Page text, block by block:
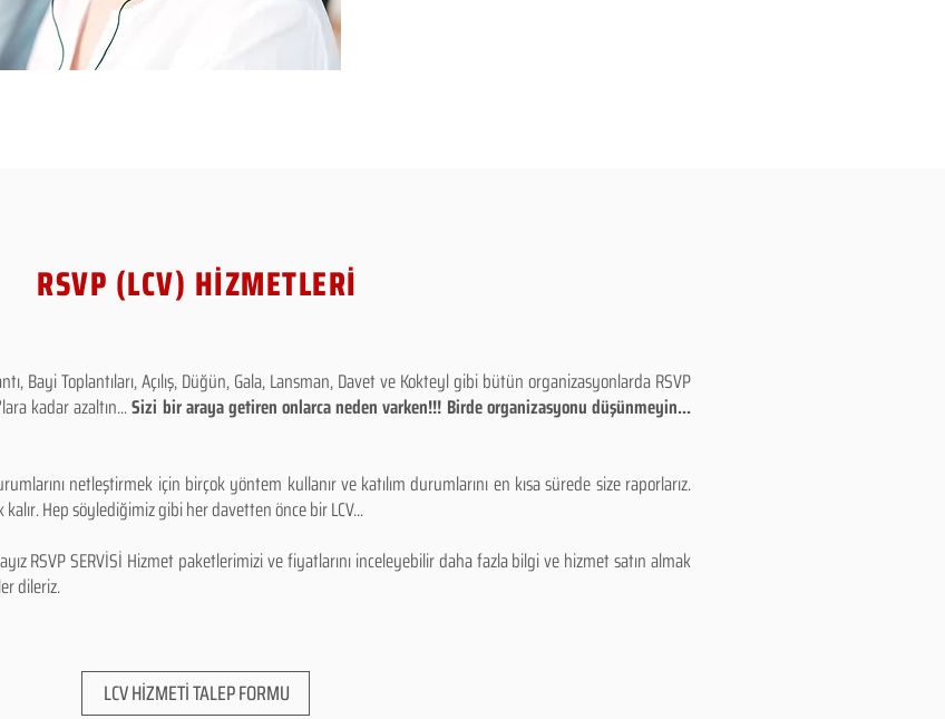
RSVP (LCV) HİZMETLERİ
Bayi Toplantıları, Açılış, Düğün, Gala, Lansman, Davet ve Kokteyl gibi bütün organizasyonlarda RSVP
kadar azaltın...Sizi bir araya getiren onlarca neden varken!!! Birde organizasyonu düşünmeyin...
netleştirmek için birçok yöntem kullanır ve katılım durumlarını en kısa sürede size raporlarız.
Hep söylediğimiz gibi her davetten önce bir LCV...
RSVP SERVİSİ Hizmet paketlerimizi ve fiyatlarını inceleyebilir daha fazla bilgi ve hizmet satın almak
dileriz.
LCV HİZMETİ TALEP FORMU